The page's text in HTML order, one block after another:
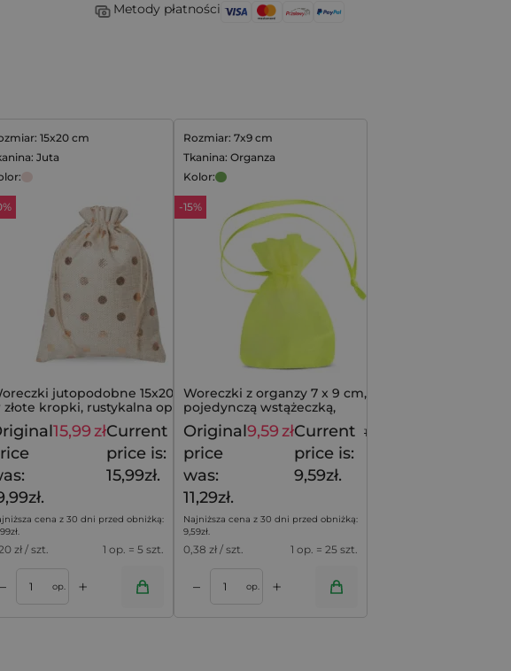
Metody płatności
zł
15x20 cm
Juta
jutopodobne 15x20 cm -
złote kropki, rustykalna oprawa
19,99 zł
15,99złCurrent
price is:
15,99zł.
cena z 30 dni przed obniżką:
zł
zł / szt. 1 op. = 5 szt.
– op. +
Rozmiar: 7x9 cm
Tkanina: Organza
Kolor:
-15%
Woreczki z organzy 7 x 9 cm, z
pojedynczą wstążeczką,
zaciągane na jedną stronę, 25 szt
11,29
Original
price
was:
11,29zł.
9,59złCurrent
price is:
9,59zł.
Najniższa cena z 30 dni przed obniżką:
9,59zł
0,38 zł / szt. 1 op. = 25 szt.
– op. +